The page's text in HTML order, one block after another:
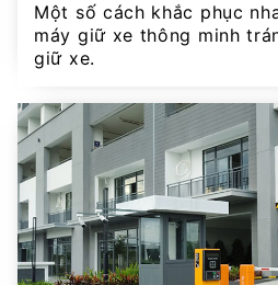
Một số cách khắc phục
máy giữ xe thông minh
giữ xe.